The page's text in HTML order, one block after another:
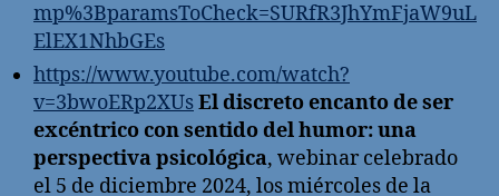
mp%3BparamsToCheck=SURfR3JhYmFjaW9uL
ElEX1NhbGEs
https://www.youtube.com/watch?
v=3bwoERp2XUsEl discreto encanto de ser
excéntrico con sentido del humor: una
perspectiva psicológica, webinar celebrado
el 5 de diciembre 2024, los miércoles de la